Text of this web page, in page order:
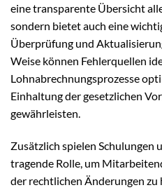
eine transparente Übersicht
sondern bietet auch eine
Überprüfung und
Weise können Fehlerquellen
Lohnabrechnungsprozesse
Einhaltung der gesetzlichen
gewährleisten.
Zusätzlich spielen Schulungen
tragende Rolle, um
der rechtlichen Änderungen zu